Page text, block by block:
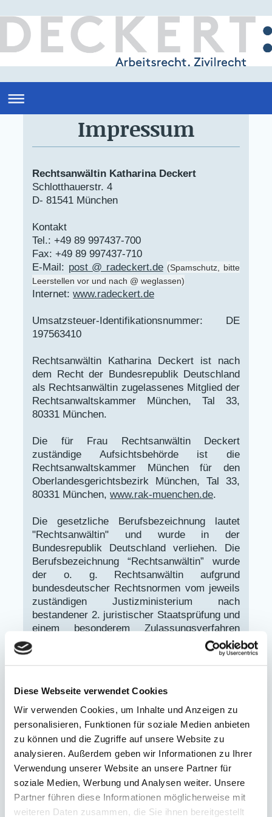
Diese Webseite verwendet Cookies
Wir verwenden Cookies, um Inhalte und Anzeigen zu
personalisieren, Funktionen für soziale Medien anbieten
zu können und die Zugriffe auf unsere Website zu
analysieren. Außerdem geben wir Informationen zu Ihrer
Verwendung unserer Website an unsere Partner für
soziale Medien, Werbung und Analysen weiter. Unsere
Partner führen diese Informationen möglicherweise mit
weiteren Daten zusammen, die Sie ihnen bereitgestellt
Impressum
Rechtsanwältin Katharina Deckert
Schlotthauerstr. 4
D- 81541 München
Kontakt
Tel.: +49 89 997437-700
Fax: +49 89 997437-710
E-Mail: post @ radeckert.de (Spamschutz, bitte
Leerstellen vor und nach @ weglassen)
Internet: www.radeckert.de
Umsatzsteuer-Identifikationsnummer: DE
197563410
Rechtsanwältin Katharina Deckert ist nach
dem Recht der Bundesrepublik Deutschland
als Rechtsanwältin zugelassenes Mitglied der
Rechtsanwaltskammer München, Tal 33,
80331 München.
Die für Frau Rechtsanwältin Deckert
zuständige Aufsichtsbehörde ist die
Rechtsanwaltskammer München für den
Oberlandesgerichtsbezirk München, Tal 33,
80331 München, www.rak-muenchen.de.
Die gesetzliche Berufsbezeichnung lautet
"Rechtsanwältin" und wurde in der
Bundesrepublik Deutschland verliehen. Die
Berufsbezeichnung “Rechtsanwältin” wurde
der o. g. Rechtsanwältin aufgrund
bundesdeutscher Rechtsnormen vom jeweils
zuständigen Justizministerium nach
bestandener 2. juristischer Staatsprüfung und
einem besonderem Zulassungsverfahren
durch den Präsidenten des jeweils für ihren
Sitz zuständigen Oberlandesgerichts (s. u.
Rechtsanwaltskammer) zuerkannt. Sie
Bestimmungen der
Bundesrechtsanwaltsordnung vom
01.08.1959 (BGBl. I 565) (BRAO) und dem
Gesetz über die Vergütung von
Rechtsanwältinnen und Rechtsanwälte vom
1.07.2004 (RVG) in den jeweils geltenden
Fassungen, sowie den Berufs- und
Fachanwaltsordnungen der
Bundesrechtsanwaltskammer vom